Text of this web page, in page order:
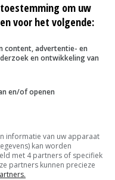
om uw
voor het volgende:
content, advertentie- en
en ontwikkeling van
en/of openen
informatie van uw apparaat
kan worden
met 4 partners of specifiek
partners kunnen precieze